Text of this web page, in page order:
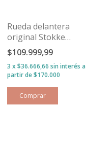
Rueda delantera
original Stokke
BABYZEN™ YOYO²
$109.999,99
3 x$36.666,66 sin interés